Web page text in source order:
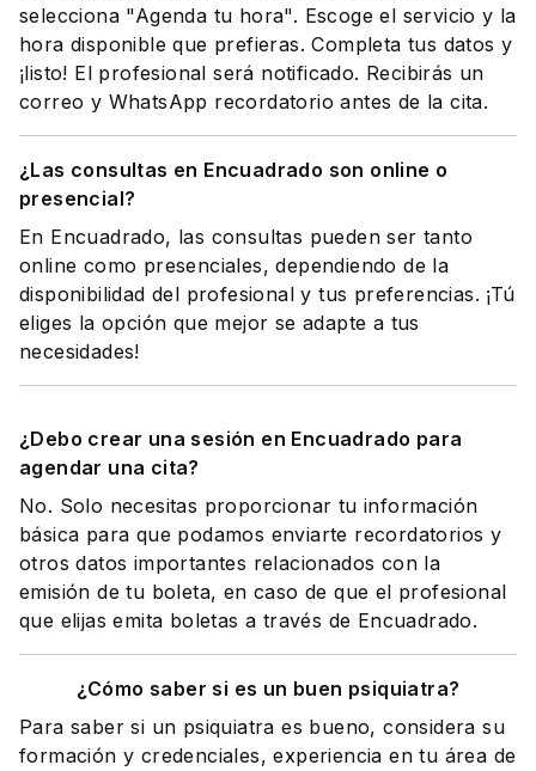
selecciona "Agenda tu hora". Escoge el servicio y la
hora disponible que prefieras. Completa tus datos y
¡listo! El profesional será notificado. Recibirás un
correo y WhatsApp recordatorio antes de la cita.
¿Las consultas en Encuadrado son online o
presencial?
En Encuadrado, las consultas pueden ser tanto
online como presenciales, dependiendo de la
disponibilidad del profesional y tus preferencias. ¡Tú
eliges la opción que mejor se adapte a tus
necesidades!
¿Debo crear una sesión en Encuadrado para
agendar una cita?
No. Solo necesitas proporcionar tu información
básica para que podamos enviarte recordatorios y
otros datos importantes relacionados con la
emisión de tu boleta, en caso de que el profesional
que elijas emita boletas a través de Encuadrado.
¿Cómo saber si es un buen psiquiatra?
Para saber si un psiquiatra es bueno, considera su
formación y credenciales, experiencia en tu área de